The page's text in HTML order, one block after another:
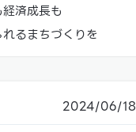
済成長も
るまちづくりを
2024/06/18